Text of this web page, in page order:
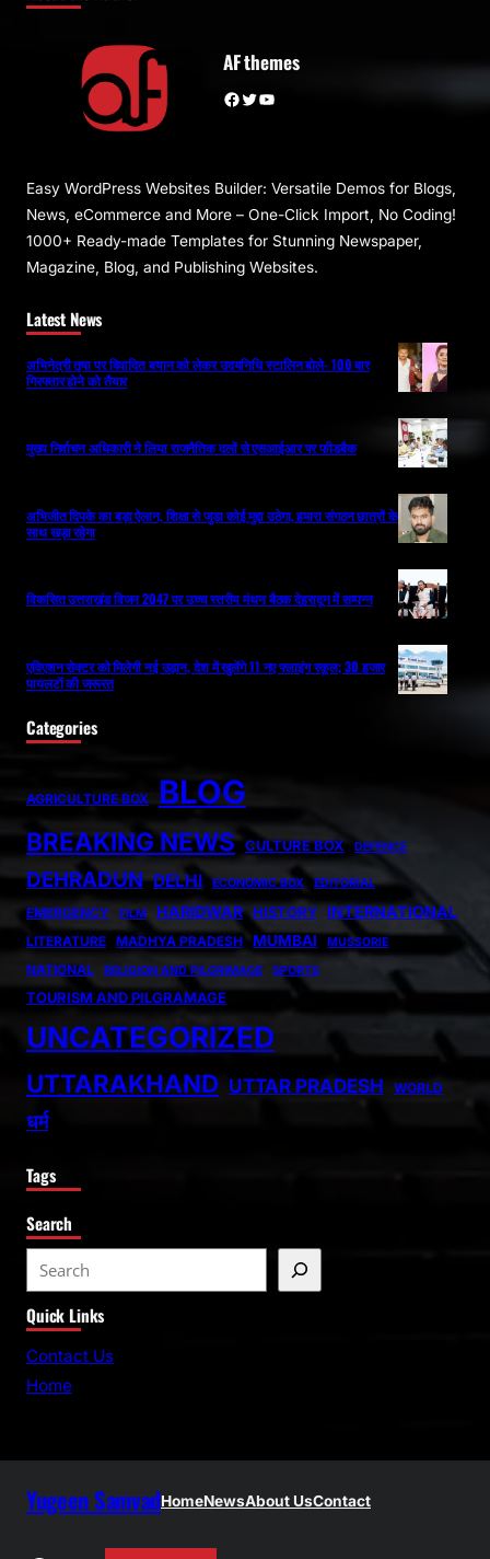
AF themes
Facebook Twitter YouTube
Easy WordPress Websites Builder: Versatile Demos for Blogs,
News, eCommerce and More – One-Click Import, No Coding!
1000+ Ready-made Templates for Stunning Newspaper,
Magazine, Blog, and Publishing Websites.
Latest News
अभिनेत्री तृषा पर विवादित बयान को लेकर उदयनिधि स्टालिन बोले- 100 बार
गिरफ्तार होने को तैयार
मुख्य निर्वाचन अधिकारी ने लिया राजनैतिक दलों से एसआईआर पर फीडबैक
अभिजीत दिपके का बड़ा ऐलान, शिक्षा से जुड़ा कोई मुद्दा उठेगा, हमारा संगठन छात्रों के
साथ खड़ा रहेगा
विकसित उत्तराखंड विजन 2047 पर उच्च स्तरीय मंथन बैठक देहरादून में सम्पन्न
एविएशन सेक्टर को मिलेगी नई उड़ान, देश में खुलेंगे 11 नए फ्लाइंग स्कूल; 30 हजार
पायलटों की जरूरत
Categories
AGRICULTURE BOX BLOG
BREAKING NEWS CULTURE BOX DEFENCE
DEHRADUN DELHI ECONOMIC BOX EDITORIAL
EMERGENCY FILM HARIDWAR HISTORY INTERNATIONAL
LITERATURE MADHYA PRADESH MUMBAI MUSSORIE
NATIONAL RELIGION AND PILGRIMAGE SPORTS
TOURISM AND PILGRAMAGE
UNCATEGORIZED
UTTARAKHAND UTTAR PRADESH WORLD
धर्म
Tags
Search
e
a
r
Quick Links
Contact Us
Home
Yugeen SamvadHomeNewsAbout UsContact